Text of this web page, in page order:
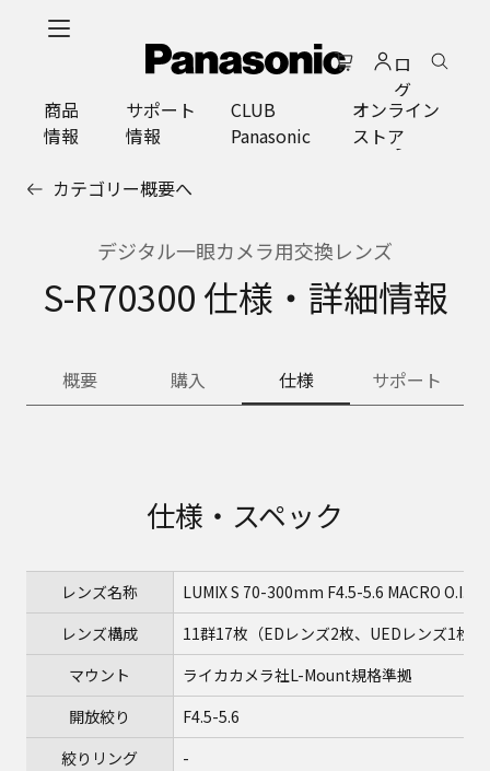
ロ
グ
イ
ン
商品
情報
サポート
情報
CLUB
Panasonic
オンライン
ストア
カテゴリー概要へ
デジタル一眼カメラ用交換レンズ
S-R70300 仕様・詳細情報
概要 購入 仕様 サポート
仕様・スペック
レンズ名称
LUMIX S 70-300mm F4.5-5.6 MACRO O.I.S.
レンズ構成
11群17枚（EDレンズ2枚、UEDレンズ1枚
マウント
ライカカメラ社L-Mount規格準拠
開放絞り
F4.5-5.6
絞りリング
-